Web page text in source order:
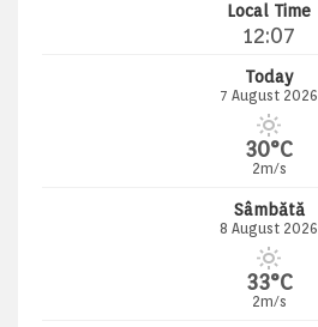
Local Time
12:07
Today
7 August 2026
30°C
2m/s
Sâmbătă
8 August 2026
33°C
2m/s